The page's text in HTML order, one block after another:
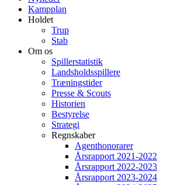
Kampplan
Holdet
Trup
Stab
Om os
Spillerstatistik
Landsholdsspillere
Træningstider
Presse & Scouts
Historien
Bestyrelse
Strategi
Regnskaber
Agenthonorarer
Årsrapport 2021-2022
Årsrapport 2022-2023
Årsrapport 2023-2024